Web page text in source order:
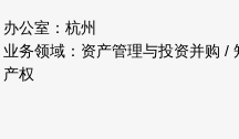
办公室：杭州
业务领域：资产管理与投资并购 /
产权